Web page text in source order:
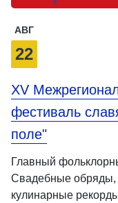
АВГ
22
XV
фестиваль
поле"
Главный
Свадебные обряды,
кулинарные